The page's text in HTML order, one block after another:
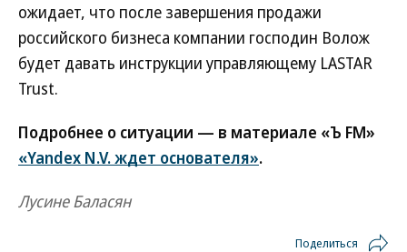
ожидает, что после завершения продажи
российского бизнеса компании господин Волож
будет давать инструкции управляющему LASTAR
Trust.
Подробнее о ситуации — в материале «Ъ FM»
«Yandex N.V. ждет основателя».
Лусине Баласян
Поделиться